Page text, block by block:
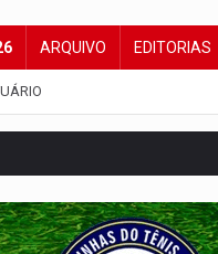
ARQUIVO EDITORIAS